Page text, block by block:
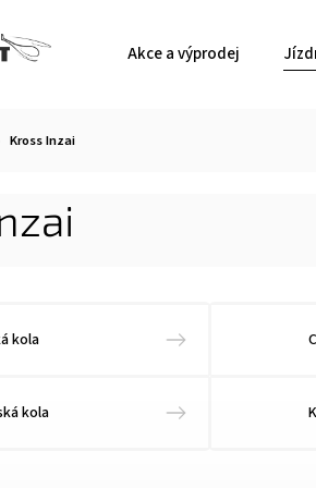
Akce a výprodej
Kross Inzai
kola
kola